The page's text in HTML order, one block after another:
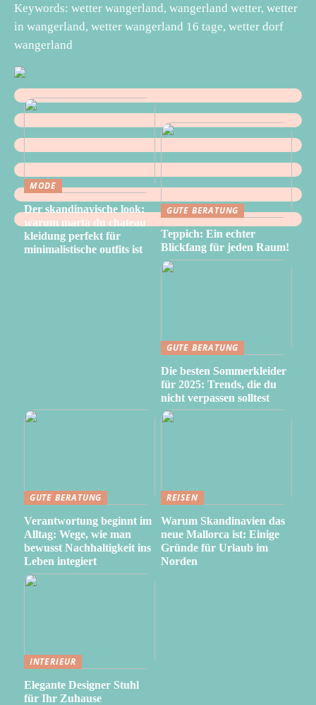
Keywords: wetter wangerland, wangerland wetter, wetter
in wangerland, wetter wangerland 16 tage, wetter dorf
wangerland
MODE
Der skandinavische look:
warum marta du chateau
kleidung perfekt für
minimalistische outfits ist
GUTE BERATUNG
Teppich: Ein echter
Blickfang für jeden Raum!
GUTE BERATUNG
Die besten Sommerkleider
für 2025: Trends, die du
nicht verpassen solltest
GUTE BERATUNG
Verantwortung beginnt im
Alltag: Wege, wie man
bewusst Nachhaltigkeit ins
Leben integiert
REISEN
Warum Skandinavien das
neue Mallorca ist: Einige
Gründe für Urlaub im
Norden
INTERIEUR
Elegante Designer Stuhl
für Ihr Zuhause